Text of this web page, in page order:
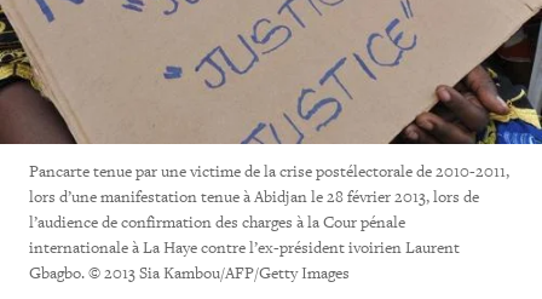
Pancarte tenue par une victime de la crise postélectorale de 2010-2011,
lors d’une manifestation tenue à Abidjan le 28 février 2013, lors de
l’audience de confirmation des charges à la Cour pénale
internationale à La Haye contre l’ex-président ivoirien Laurent
Gbagbo. © 2013 Sia Kambou/AFP/Getty Images